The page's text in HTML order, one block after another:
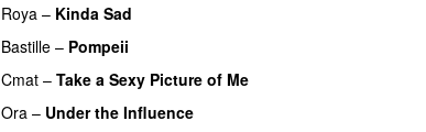
Roya – Kinda Sad
Bastille – Pompeii
Cmat – Take a Sexy Picture of Me
Ora – Under the Influence